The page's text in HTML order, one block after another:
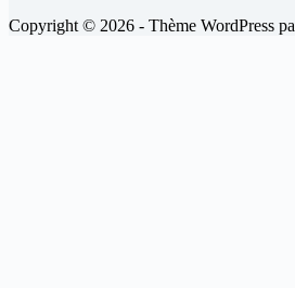
Copyright © 2026 - Thème WordPress